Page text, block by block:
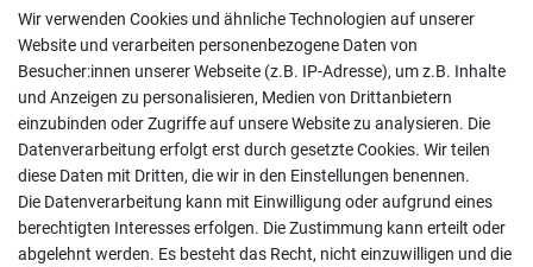
Kontakt
Telefon:07191 - 9 33 21 80
E-Mail:info@printaro.de
Wir verwenden Cookies und ähnliche Technologien auf unserer
Website und verarbeiten personenbezogene Daten von
Besucher:innen unserer Webseite (z.B. IP-Adresse), um z.B. Inhalte
und Anzeigen zu personalisieren, Medien von Drittanbietern
einzubinden oder Zugriffe auf unsere Website zu analysieren. Die
Datenverarbeitung erfolgt erst durch gesetzte Cookies. Wir teilen
diese Daten mit Dritten, die wir in den Einstellungen benennen.
Die Datenverarbeitung kann mit Einwilligung oder aufgrund eines
berechtigten Interesses erfolgen. Die Zustimmung kann erteilt oder
abgelehnt werden. Es besteht das Recht, nicht einzuwilligen und die